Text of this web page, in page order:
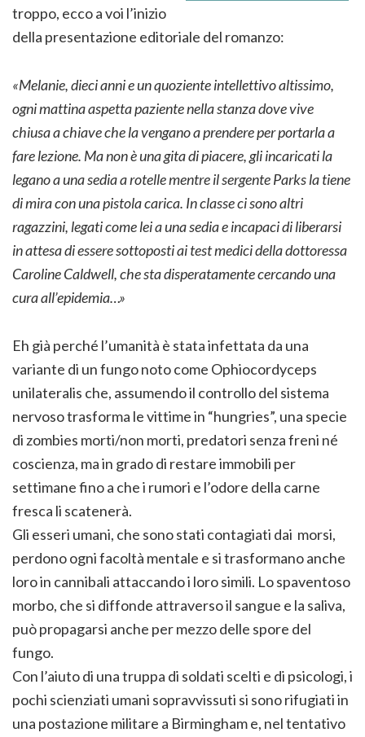
troppo, ecco a voi l’inizio
della presentazione editoriale del romanzo:
«Melanie, dieci anni e un quoziente intellettivo altissimo,
ogni mattina aspetta paziente nella stanza dove vive
chiusa a chiave che la vengano a prendere per portarla a
fare lezione. Ma non è una gita di piacere, gli incaricati la
legano a una sedia a rotelle mentre il sergente Parks la tiene
di mira con una pistola carica. In classe ci sono altri
ragazzini, legati come lei a una sedia e incapaci di liberarsi
in attesa di essere sottoposti ai test medici della dottoressa
Caroline Caldwell, che sta disperatamente cercando una
cura all’epidemia…»
Eh già perché l’umanità è stata infettata da una
variante di un fungo noto come Ophiocordyceps
unilateralis che, assumendo il controllo del sistema
nervoso trasforma le vittime in “hungries”, una specie
di zombies morti/non morti, predatori senza freni né
coscienza, ma in grado di restare immobili per
settimane fino a che i rumori e l’odore della carne
fresca li scatenerà.
Gli esseri umani, che sono stati contagiati dai morsi,
perdono ogni facoltà mentale e si trasformano anche
loro in cannibali attaccando i loro simili. Lo spaventoso
morbo, che si diffonde attraverso il sangue e la saliva,
può propagarsi anche per mezzo delle spore del
fungo.
Con l’aiuto di una truppa di soldati scelti e di psicologi, i
pochi scienziati umani sopravvissuti si sono rifugiati in
una postazione militare a Birmingham e, nel tentativo